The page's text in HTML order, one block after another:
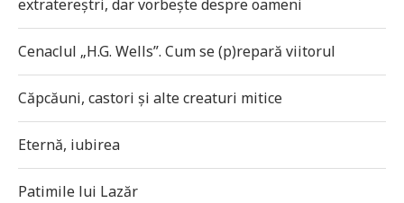
extratereștri, dar vorbește despre oameni
Cenaclul „H.G. Wells”. Cum se (p)repară viitorul
Căpcăuni, castori și alte creaturi mitice
Eternă, iubirea
Patimile lui Lazăr